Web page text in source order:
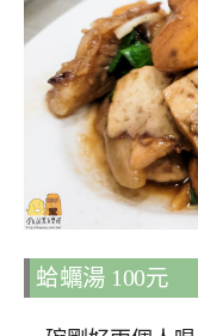
蛤蠣湯 100元